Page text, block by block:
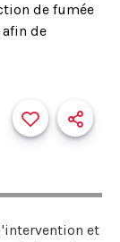
de fumée
de
et